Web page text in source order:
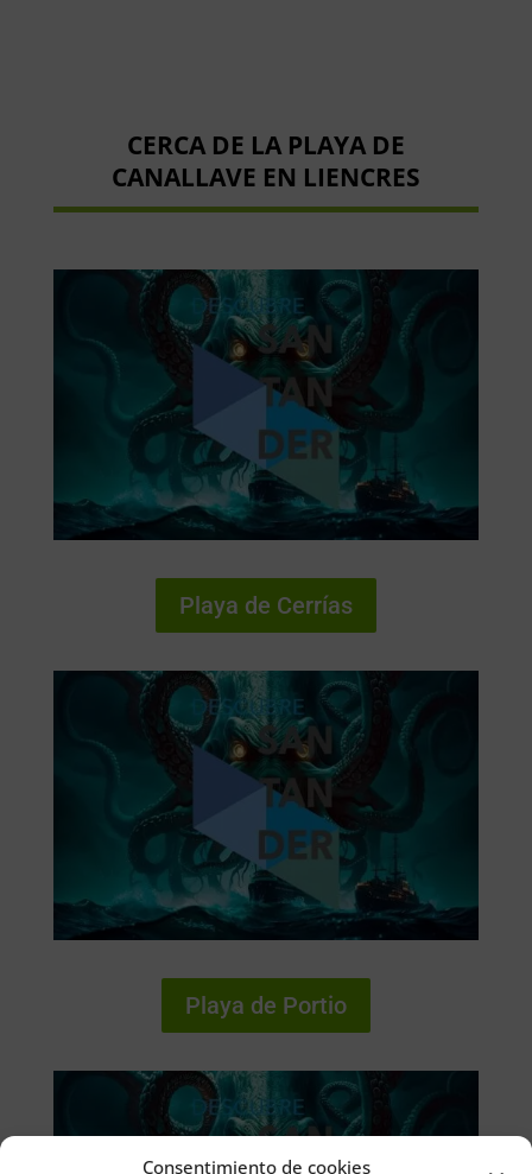
Consentimiento de cookies
CERCA DE LA PLAYA DE
CANALLAVE EN LIENCRES
Playa de Cerrías
Playa de Portio